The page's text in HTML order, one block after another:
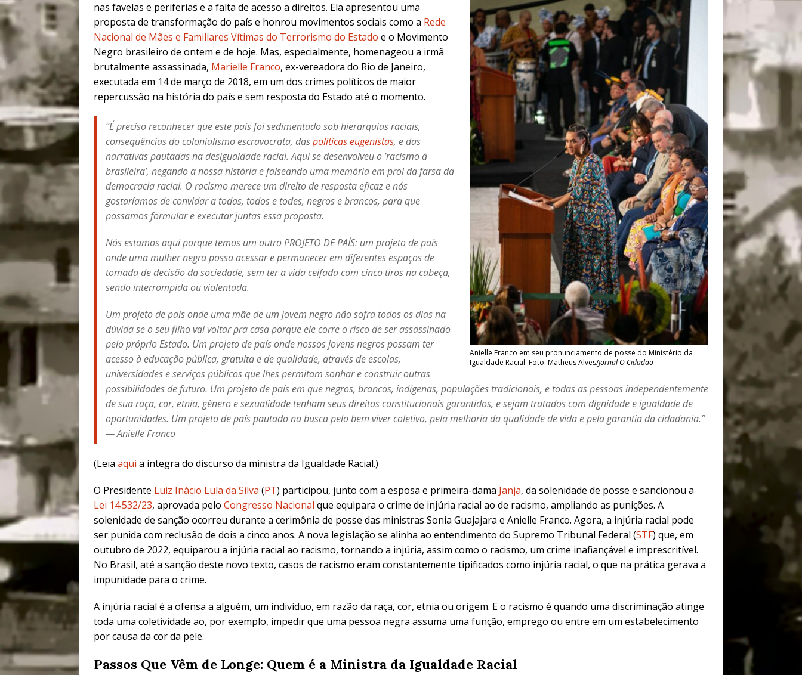
Anielle Franco em seu pronunciamento de posse do Ministério da
Igualdade Racial. Foto: Matheus Alves/Jornal O Cidadão
nas favelas e periferias e a falta de acesso a direitos. Ela apresentou uma
proposta de transformação do país e honrou movimentos sociais como a Rede
Nacional de Mães e Familiares Vítimas do Terrorismo do Estado e o Movimento
Negro brasileiro de ontem e de hoje. Mas, especialmente, homenageou a irmã
brutalmente assassinada, Marielle Franco, ex-vereadora do Rio de Janeiro,
executada em 14 de março de 2018, em um dos crimes políticos de maior
repercussão na história do país e sem resposta do Estado até o momento.
“É preciso reconhecer que este país foi sedimentado sob hierarquias raciais,
consequências do colonialismo escravocrata, daspolíticas eugenistas, e das
narrativas pautadas na desigualdade racial. Aqui se desenvolveu o ’racismo à
brasileira’, negando a nossa história e falseando uma memória em prol da farsa da
democracia racial. O racismo merece um direito de resposta eficaz e nós
gostaríamos de convidar a todas, todos e todes, negros e brancos, para que
possamos formular e executar juntas essa proposta.
Nós estamos aqui porque temos um outro PROJETO DE PAÍS: um projeto de país
onde uma mulher negra possa acessar e permanecer em diferentes espaços de
tomada de decisão da sociedade, sem ter a vida ceifada com cinco tiros na cabeça,
sendo interrompida ou violentada.
Um projeto de país onde uma mãe de um jovem negro não sofra todos os dias na
dúvida se o seu filho vai voltar pra casa porque ele corre o risco de ser assassinado
pelo próprio Estado. Um projeto de país onde nossos jovens negros possam ter
acesso à educação pública, gratuita e de qualidade, através de escolas,
universidades e serviços públicos que lhes permitam sonhar e construir outras
possibilidades de futuro. Um projeto de país em que negros, brancos, indígenas, populações tradicionais, e todas as pessoas independentemente
de sua raça, cor, etnia, gênero e sexualidade tenham seus direitos constitucionais garantidos, e sejam tratados com dignidade e igualdade de
oportunidades. Um projeto de país pautado na busca pelo bem viver coletivo, pela melhoria da qualidade de vida e pela garantia da cidadania.”
—Anielle Franco
(Leia aqui a íntegra do discurso da ministra da Igualdade Racial.)
O Presidente Luiz Inácio Lula da Silva (PT) participou, junto com a esposa e primeira-dama Janja, da solenidade de posse e sancionou a
Lei 14.532/23, aprovada pelo Congresso Nacional que equipara o crime de injúria racial ao de racismo, ampliando as punições. A
solenidade de sanção ocorreu durante a cerimônia de posse das ministras Sonia Guajajara e Anielle Franco. Agora, a injúria racial pode
ser punida com reclusão de dois a cinco anos. A nova legislação se alinha ao entendimento do Supremo Tribunal Federal (STF) que, em
outubro de 2022, equiparou a injúria racial ao racismo, tornando a injúria, assim como o racismo, um crime inafiançável e imprescritível.
No Brasil, até a sanção deste novo texto, casos de racismo eram constantemente tipificados como injúria racial, o que na prática gerava a
impunidade para o crime.
A injúria racial é a ofensa a alguém, um indivíduo, em razão da raça, cor, etnia ou origem. E o racismo é quando uma discriminação atinge
toda uma coletividade ao, por exemplo, impedir que uma pessoa negra assuma uma função, emprego ou entre em um estabelecimento
por causa da cor da pele.
Passos Que Vêm de Longe: Quem é a Ministra da Igualdade Racial